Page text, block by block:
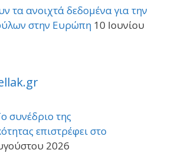
τα ανοιχτά δεδομένα για την
στην Ευρώπη 10 Ιουνίου
συνέδριο της
επιστρέφει στο
2026